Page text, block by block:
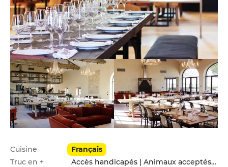
Infos pratiques
Cuisine
Français
Truc en +
Accès handicapés | Animaux acceptés | Menu enfants | Parking privé